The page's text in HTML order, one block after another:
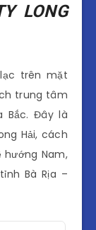
LONG
trên mặt
trung tâm
Bắc. Đây là
Hải, cách
hướng Nam,
Bà Rịa –